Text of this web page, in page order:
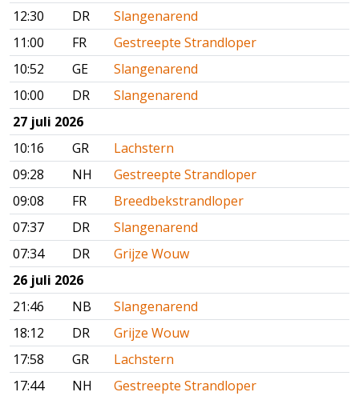
12:30
DR
Slangenarend
11:00
FR
Gestreepte Strandloper
10:52
GE
Slangenarend
10:00
DR
Slangenarend
27 juli 2026
10:16
GR
Lachstern
09:28
NH
Gestreepte Strandloper
09:08
FR
Breedbekstrandloper
07:37
DR
Slangenarend
07:34
DR
Grijze Wouw
26 juli 2026
21:46
NB
Slangenarend
18:12
DR
Grijze Wouw
17:58
GR
Lachstern
17:44
NH
Gestreepte Strandloper